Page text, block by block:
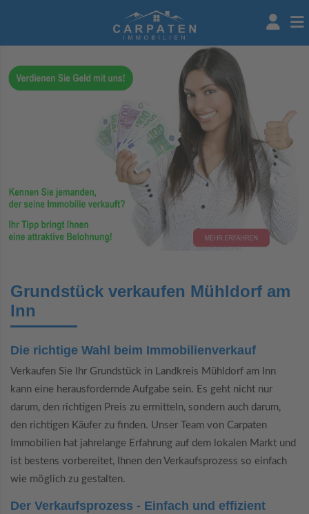
Grundstück verkaufen Mühldorf am
Inn
Die richtige Wahl beim Immobilienverkauf
Verkaufen Sie Ihr Grundstück in Landkreis Mühldorf am Inn
kann eine herausfordernde Aufgabe sein. Es geht nicht nur
darum, den richtigen Preis zu ermitteln, sondern auch darum,
den richtigen Käufer zu finden. Unser Team von Carpaten
Immobilien hat jahrelange Erfahrung auf dem lokalen Markt und
ist bestens vorbereitet, Ihnen den Verkaufsprozess so einfach
wie möglich zu gestalten.
Der Verkaufsprozess - Einfach und effizient